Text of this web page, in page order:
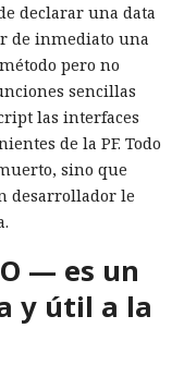
declarar una data
de inmediato una
pero no
sencillas
las interfaces
de la PF. Todo
sino que
desarrollador le
— es un
y útil a la